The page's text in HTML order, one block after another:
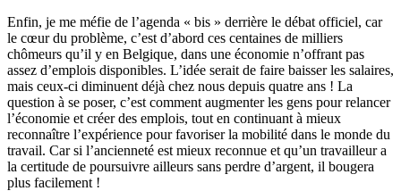
Enfin, je me méfie de l’agenda « bis » derrière le débat officiel, car
le cœur du problème, c’est d’abord ces centaines de milliers
chômeurs qu’il y en Belgique, dans une économie n’offrant pas
assez d’emplois disponibles. L’idée serait de faire baisser les salaires,
mais ceux-ci diminuent déjà chez nous depuis quatre ans ! La
question à se poser, c’est comment augmenter les gens pour relancer
l’économie et créer des emplois, tout en continuant à mieux
reconnaître l’expérience pour favoriser la mobilité dans le monde du
travail. Car si l’ancienneté est mieux reconnue et qu’un travailleur a
la certitude de poursuivre ailleurs sans perdre d’argent, il bougera
plus facilement !